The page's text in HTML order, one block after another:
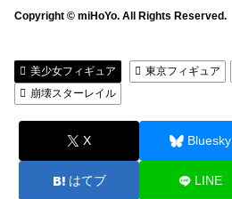
Copyright © miHoYo. All Rights Reserved.
美少女フィギュア 東京フィギュア
崩壊スターレイル
X Bluesky
はてブ LINE